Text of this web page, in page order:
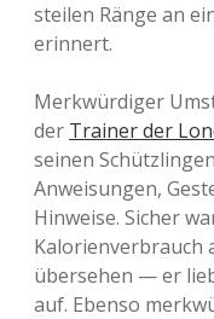
steilen Ränge an
erinnert.
Merkwürdiger
der Trainer der
seinen
Anweisungen,
Hinweise. Sicher
Kalorienverbrauch
übersehen — er
auf. Ebenso